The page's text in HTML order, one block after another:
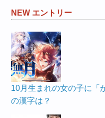
NEW エントリー
10月生まれの女の子に「
の漢字は？